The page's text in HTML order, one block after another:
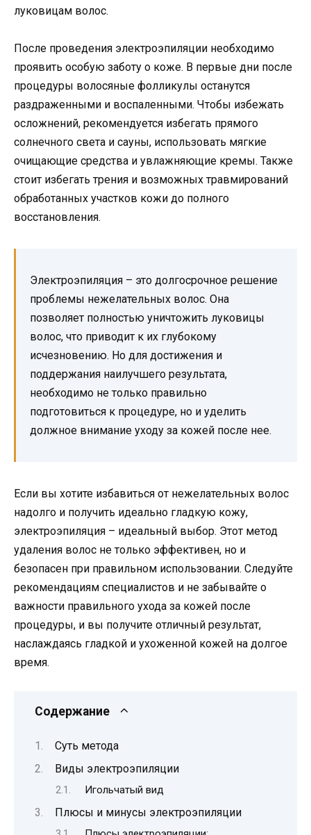
луковицам волос.
После проведения электроэпиляции необходимо
проявить особую заботу о коже. В первые дни после
процедуры волосяные фолликулы останутся
раздраженными и воспаленными. Чтобы избежать
осложнений, рекомендуется избегать прямого
солнечного света и сауны, использовать мягкие
очищающие средства и увлажняющие кремы. Также
стоит избегать трения и возможных травмирований
обработанных участков кожи до полного
восстановления.
Электроэпиляция – это долгосрочное решение
проблемы нежелательных волос. Она
позволяет полностью уничтожить луковицы
волос, что приводит к их глубокому
исчезновению. Но для достижения и
поддержания наилучшего результата,
необходимо не только правильно
подготовиться к процедуре, но и уделить
должное внимание уходу за кожей после нее.
Если вы хотите избавиться от нежелательных волос
надолго и получить идеально гладкую кожу,
электроэпиляция – идеальный выбор. Этот метод
удаления волос не только эффективен, но и
безопасен при правильном использовании. Следуйте
рекомендациям специалистов и не забывайте о
важности правильного ухода за кожей после
процедуры, и вы получите отличный результат,
наслаждаясь гладкой и ухоженной кожей на долгое
время.
Содержание
Суть метода
Виды электроэпиляции
Игольчатый вид
Плюсы и минусы электроэпиляции